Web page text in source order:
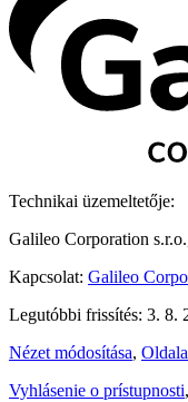
Technikai üzemeltetője:
Galileo Corporation
Kapcsolat: Galileo
Legutóbbi frissítés: 3. 8.
Nézet módosítása,
Vyhlásenie o prístupnosti,